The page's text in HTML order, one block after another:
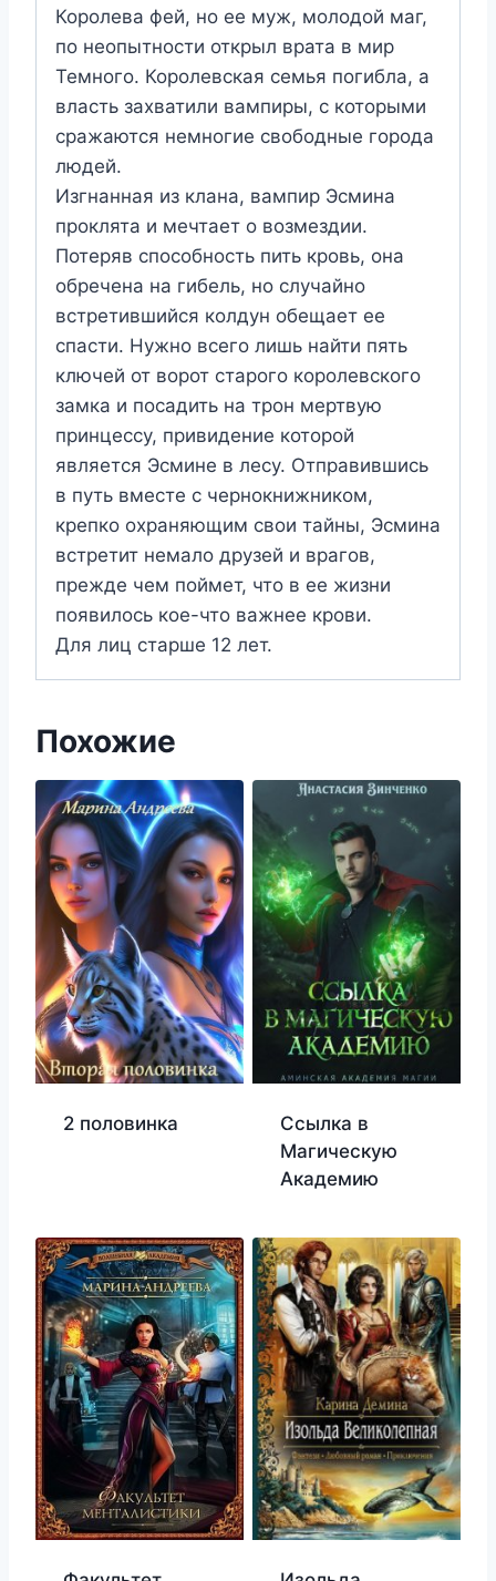
Королева фей, но ее муж, молодой маг,
по неопытности открыл врата в мир
Темного. Королевская семья погибла, а
власть захватили вампиры, с которыми
сражаются немногие свободные города
людей.
Изгнанная из клана, вампир Эсмина
проклята и мечтает о возмездии.
Потеряв способность пить кровь, она
обречена на гибель, но случайно
встретившийся колдун обещает ее
спасти. Нужно всего лишь найти пять
ключей от ворот старого королевского
замка и посадить на трон мертвую
принцессу, привидение которой
является Эсмине в лесу. Отправившись
в путь вместе с чернокнижником,
крепко охраняющим свои тайны, Эсмина
встретит немало друзей и врагов,
прежде чем поймет, что в ее жизни
появилось кое-что важнее крови.
Для лиц старше 12 лет.
Похожие
2 половинка
Ссылка в
Магическую
Академию